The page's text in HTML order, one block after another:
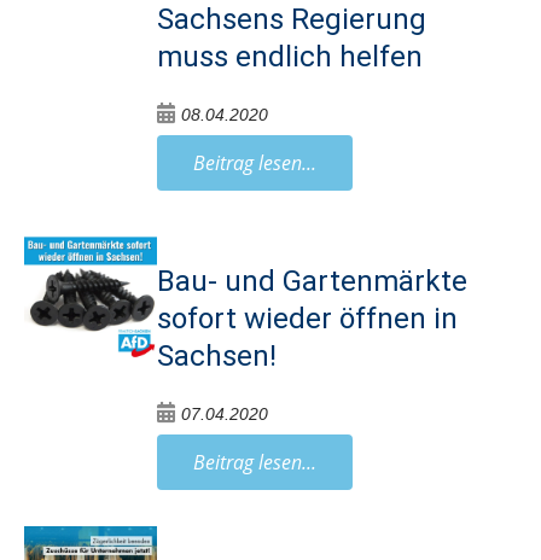
Sachsens Regierung
muss endlich helfen
08.04.2020
Beitrag lesen...
Bau- und Gartenmärkte
sofort wieder öffnen in
Sachsen!
07.04.2020
Beitrag lesen...